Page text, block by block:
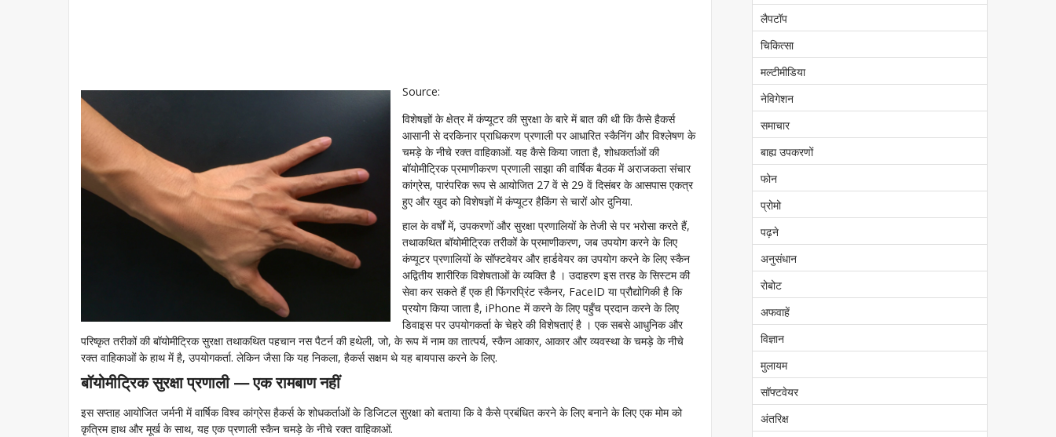
Source:
विशेषज्ञों के क्षेत्र में कंप्यूटर की सुरक्षा के बारे में बात की थी कि कैसे हैकर्स
आसानी से दरकिनार प्राधिकरण प्रणाली पर आधारित स्कैनिंग और विश्लेषण के
चमड़े के नीचे रक्त वाहिकाओं. यह कैसे किया जाता है, शोधकर्ताओं की
बॉयोमीट्रिक प्रमाणीकरण प्रणाली साझा की वार्षिक बैठक में अराजकता संचार
कांग्रेस, पारंपरिक रूप से आयोजित 27 वें से 29 वें दिसंबर के आसपास एकत्र
हुए और खुद को विशेषज्ञों में कंप्यूटर हैकिंग से चारों ओर दुनिया.
हाल के वर्षों में, उपकरणों और सुरक्षा प्रणालियों के तेजी से पर भरोसा करते हैं,
तथाकथित बॉयोमीट्रिक तरीकों के प्रमाणीकरण, जब उपयोग करने के लिए
कंप्यूटर प्रणालियों के सॉफ्टवेयर और हार्डवेयर का उपयोग करने के लिए स्कैन
अद्वितीय शारीरिक विशेषताओं के व्यक्ति है । उदाहरण इस तरह के सिस्टम की
सेवा कर सकते हैं एक ही फिंगरप्रिंट स्कैनर, FaceID या प्रौद्योगिकी है कि
प्रयोग किया जाता है, iPhone में करने के लिए पहुँच प्रदान करने के लिए
डिवाइस पर उपयोगकर्ता के चेहरे की विशेषताएं है । एक सबसे आधुनिक और
परिष्कृत तरीकों की बॉयोमीट्रिक सुरक्षा तथाकथित पहचान नस पैटर्न की हथेली, जो, के रूप में नाम का तात्पर्य, स्कैन आकार, आकार और व्यवस्था के चमड़े के नीचे
रक्त वाहिकाओं के हाथ में है, उपयोगकर्ता. लेकिन जैसा कि यह निकला, हैकर्स सक्षम थे यह बायपास करने के लिए.
बॉयोमीट्रिक सुरक्षा प्रणाली — एक रामबाण नहीं
इस सप्ताह आयोजित जर्मनी में वार्षिक विश्व कांग्रेस हैकर्स के शोधकर्ताओं के डिजिटल सुरक्षा को बताया कि वे कैसे प्रबंधित करने के लिए बनाने के लिए एक मोम को
कृत्रिम हाथ और मूर्ख के साथ, यह एक प्रणाली स्कैन चमड़े के नीचे रक्त वाहिकाओं.
लैपटॉप
चिकित्सा
मल्टीमीडिया
नेविगेशन
समाचार
बाह्य उपकरणों
फोन
प्रोमो
पढ़ने
अनुसंधान
रोबोट
अफवाहें
विज्ञान
मुलायम
सॉफ्टवेयर
अंतरिक्ष